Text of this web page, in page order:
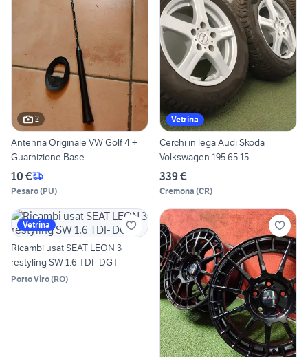
2
Antenna Originale VW Golf 4 +
Guarnizione Base
10 €
Pesaro(PU)
Vetrina
Cerchi in lega Audi Skoda
Volkswagen 195 65 15
339 €
Cremona (CR)
Vetrina
Ricambi usat SEAT LEON 3
restyling SW 1.6 TDI- DGT
Porto Viro(RO)